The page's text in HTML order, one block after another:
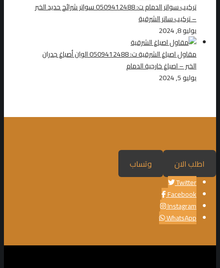
تركيب سواتر الدمام ت: 0509412488 سواتر شرائح حديد الخبر
– تركيب ساتر الشرقية
يوليو 8, 2024
مقاول اصباغ الشرقية ت: 0509412488 الوان أصباغ جدران
الخبر – اصباغ خارجية الدمام
يوليو 5, 2024
اطلب الان وتساب
Twitter
Facebook
Instagram
WhatsApp